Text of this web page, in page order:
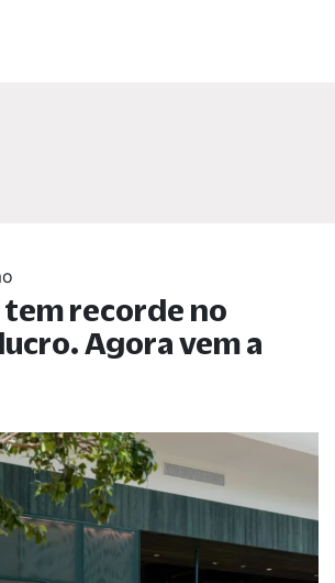
tem recorde no
Agora vem a